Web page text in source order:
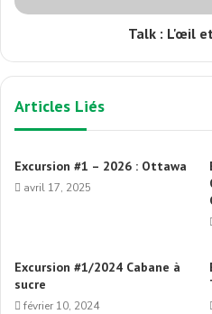
Talk : L'œil
Articles Liés
Excursion #1 – 2026 : Ottawa
avril 17, 2025
Excursion #1/2024 Cabane à
sucre
février 10, 2024